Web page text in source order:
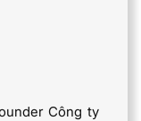
Công ty